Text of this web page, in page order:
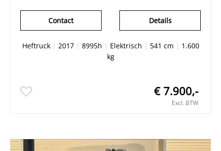
Details
Contact
Heftruck| 2017| 8995h | Elektrisch | 541 cm | 1.600
kg
€ 7.900,-
Excl. BTW